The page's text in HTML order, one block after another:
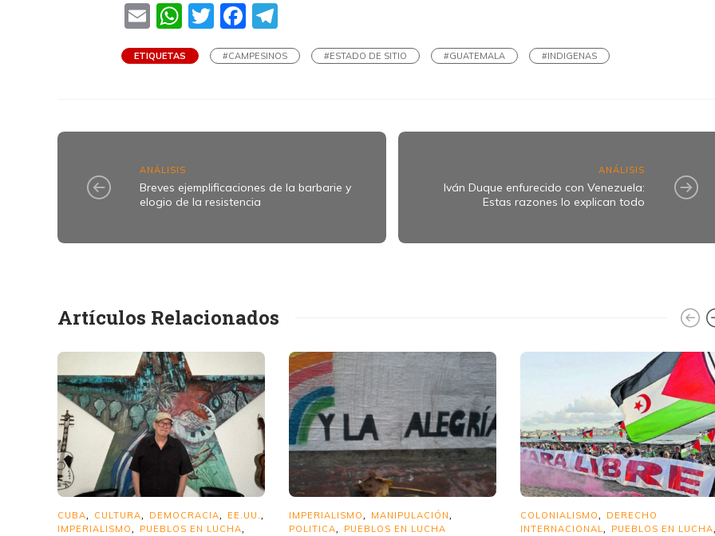
EmailWhatsApp
TwitterFacebook
ETIQUETAS #CAMPESINOS #ESTADO DE SITIO #GUATEMALA #INDIGENAS
ANÁLISIS
Breves ejemplificaciones de la barbarie y
elogio de la resistencia
ANÁLISIS
Iván Duque enfurecido con Venezuela:
Estas razones lo explican todo
Artículos Relacionados
CUBA CULTURA DEMOCRACIA EE.UU.
IMPERIALISMO PUEBLOS EN LUCHA
IMPERIALISMO MANIPULACIÓN
POLITICA PUEBLOS EN LUCHA
COLONIALISMO
DERECHO
INTERNACIONAL
PUEBLOS EN LUCHA